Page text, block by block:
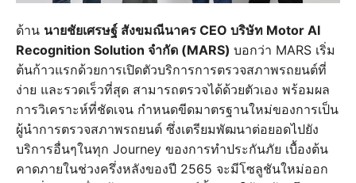
ด้าน นายชัยเศรษฐ์ สังขมณีนาคร CEO บริษัท Motor AI
Recognition Solution จำกัด (MARS) บอกว่า MARS เริ่ม
ต้นก้าวแรกด้วยการเปิดตัวบริการการตรวจสภาพรถยนต์ที่
ง่าย และรวดเร็วที่สุด สามารถตรวจได้ด้วยตัวเอง พร้อมผล
การวิเคราะห์ที่ชัดเจน กำหนดขีดมาตรฐานใหม่ของการเป็น
ผู้นำการตรวจสภาพรถยนต์ ซึ่งเตรียมพัฒนาต่อยอดไปยัง
บริการอื่นๆในทุก Journey ของการทำประกันภัย เบื้องต้น
คาดภายในช่วงครึ่งหลังของปี 2565 จะมีโซลูชันใหม่ออก